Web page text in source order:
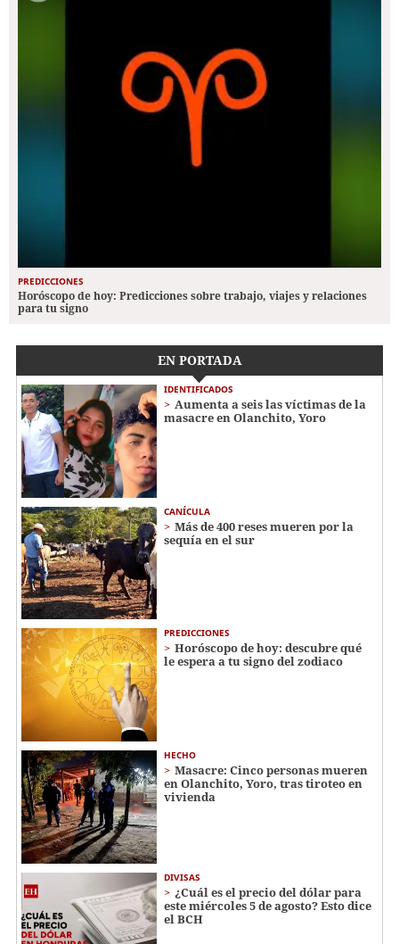
PREDICCIONES
Horóscopo de hoy: Predicciones sobre trabajo, viajes y relaciones
para tu signo
EN PORTADA
IDENTIFICADOS
Aumenta a seis las víctimas de la
masacre en Olanchito, Yoro
CANÍCULA
Más de 400 reses mueren por la
sequía en el sur
PREDICCIONES
Horóscopo de hoy: descubre qué
le espera a tu signo del zodiaco
HECHO
Masacre: Cinco personas mueren
en Olanchito, Yoro, tras tiroteo en
vivienda
DIVISAS
¿Cuál es el precio del dólar para
este miércoles 5 de agosto? Esto dice
el BCH